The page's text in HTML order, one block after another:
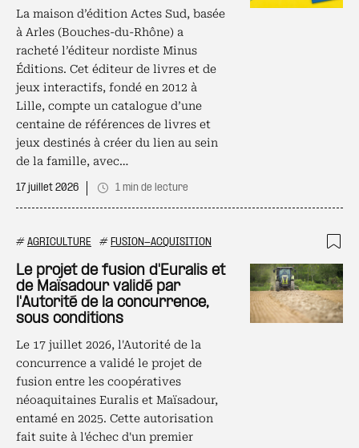
La maison d’édition Actes Sud, basée
à Arles (Bouches-du-Rhône) a
racheté l’éditeur nordiste Minus
Éditions. Cet éditeur de livres et de
jeux interactifs, fondé en 2012 à
Lille, compte un catalogue d’une
centaine de références de livres et
jeux destinés à créer du lien au sein
de la famille, avec…
17 juillet 2026 1 min de lecture
# AGRICULTURE # FUSION-ACQUISITION
Le projet de fusion d'Euralis et
de Maïsadour validé par
l'Autorité de la concurrence,
sous conditions
Le 17 juillet 2026, l'Autorité de la
concurrence a validé le projet de
fusion entre les coopératives
néoaquitaines Euralis et Maïsadour,
entamé en 2025. Cette autorisation
fait suite à l'échec d'un premier